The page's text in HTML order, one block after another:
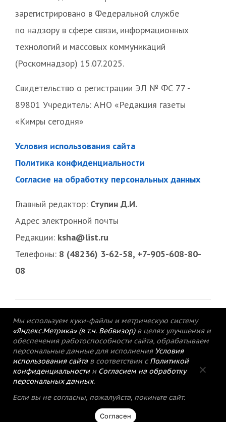
зарегистрировано в Федеральной службе
по надзору в сфере связи, информационных
технологий и массовых коммуникаций
(Роскомнадзор) 15.07.2025.
Свидетельство о регистрации ЭЛ № ФС 77 -
89801 Учредитель: АНО «Редакция газеты
«Кимры сегодня»
Условия использования сайта
Политика конфиденциальности
Согласие на обработку персональных данных
Главный редактор: Ступин Д.И.
Адрес электронной почты
Редакции: ksha@list.ru
Телефоны: 8 (48236) 3-62-58, +7-905-608-80-
08
© 2015-2021 Редакция газеты «Кимрский
вестник».
Политика конфиденциальности
Мы используем куки-файлы и метрическую систему
«Яндекс.Метрика» (в т.ч. Вебвизор) в целях улучшения и
обеспечения работоспособности сайта, обрабатываем
персональные данные для исполнения Условия
использования сайтав соответствии с Политикой
конфиденциальностии Согласием на обработку
персональных данных.
Если вы не согласны, пожалуйста, покиньте сайт.
Согласен